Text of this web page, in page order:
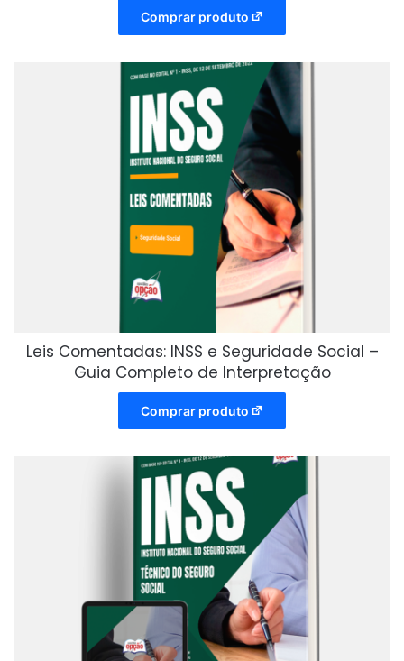
Comprar produto
Leis Comentadas: INSS e Seguridade Social –
Guia Completo de Interpretação
Comprar produto